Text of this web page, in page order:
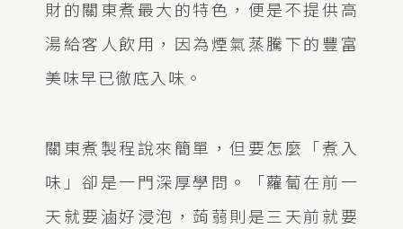
財的關東煮最大的特色，便是不提供高
湯給客人飲用，因為煙氣蒸騰下的豐富
美味早已徹底入味。
關東煮製程說來簡單，但要怎麼「煮入
味」卻是一門深厚學問。「蘿蔔在前一
天就要滷好浸泡，蒟蒻則是三天前就要